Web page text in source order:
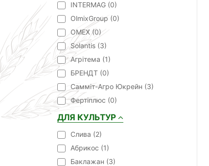
INTERMAG (0)
OlmixGroup (0)
OMEX (0)
Solantis (3)
Агрітема (1)
БРЕНДТ (0)
Самміт-Агро Юкрейн (3)
Фертіплюс (0)
ДЛЯ КУЛЬТУР
Cлива (2)
Абрикос (1)
Баклажан (3)